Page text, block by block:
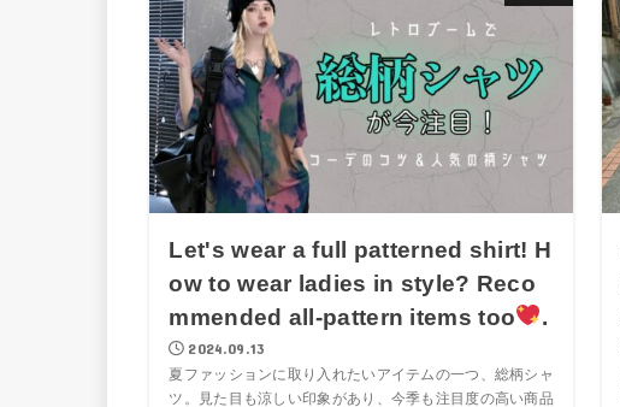
Let's wear a full patterned shirt! H
ow to wear ladies in style? Reco
mmended all-pattern items too
.
2024.09.13
夏ファッションに取り入れたいアイテムの一つ、総柄シャ
ツ。見た目も涼しい印象があり、今季も注目度の高い商品